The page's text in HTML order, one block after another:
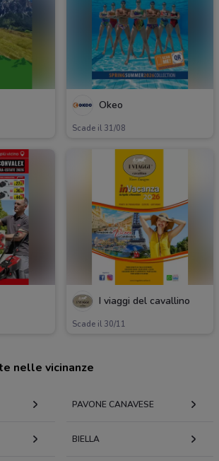
Okeo
Scade il 31/08
I viaggi del cavallino
Scade il 30/11
nelle vicinanze
PAVONE CANAVESE
BIELLA